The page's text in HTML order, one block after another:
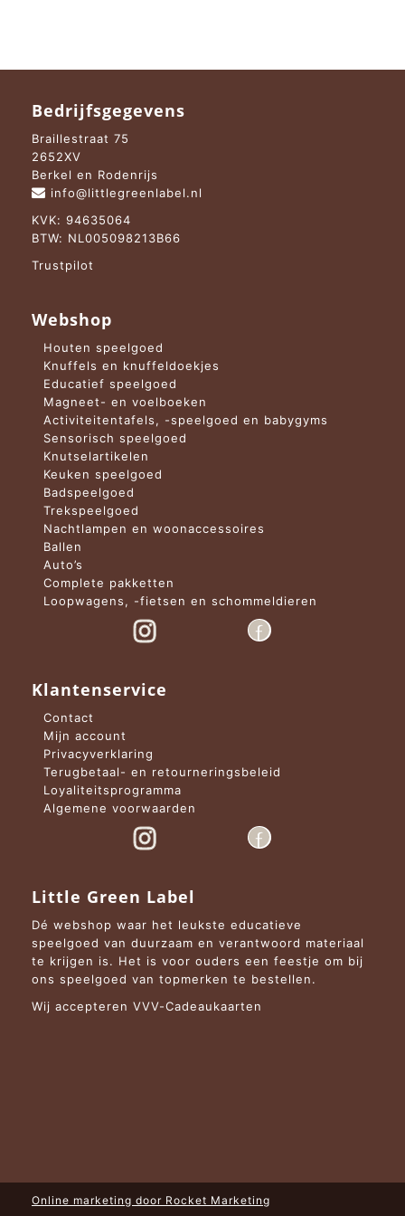
Bedrijfsgegevens
Braillestraat 75
2652XV
Berkel en Rodenrijs
info@littlegreenlabel.nl
KVK: 94635064
BTW: NL005098213B66
Trustpilot
Webshop
Houten speelgoed
Knuffels en knuffeldoekjes
Educatief speelgoed
Magneet- en voelboeken
Activiteitentafels, -speelgoed en babygyms
Sensorisch speelgoed
Knutselartikelen
Keuken speelgoed
Badspeelgoed
Trekspeelgoed
Nachtlampen en woonaccessoires
Ballen
Auto’s
Complete pakketten
Loopwagens, -fietsen en schommeldieren
Klantenservice
Contact
Mijn account
Privacyverklaring
Terugbetaal- en retourneringsbeleid
Loyaliteitsprogramma
Algemene voorwaarden
Little Green Label
Dé webshop waar het leukste educatieve
speelgoed van duurzaam en verantwoord materiaal
te krijgen is. Het is voor ouders een feestje om bij
ons speelgoed van topmerken te bestellen.
Wij accepteren VVV-Cadeaukaarten
Online marketing door Rocket Marketing